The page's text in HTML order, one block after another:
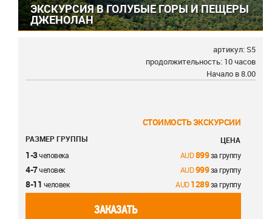
ЭКСКУРСИЯ В ГОЛУБЫЕ ГОРЫ И ПЕЩЕРЫ
ДЖЕНОЛАН
артикул: S5
продолжительность: 10 часов
Начало в 8.00
СТОИМОСТЬ ЭКСКУРСИИ
РАЗМЕР ГРУППЫ ЦЕНА
1-3человека 899за группу
4-7человек 999за группу
8-11 человек 1289за группу
ЗАКАЗАТЬ